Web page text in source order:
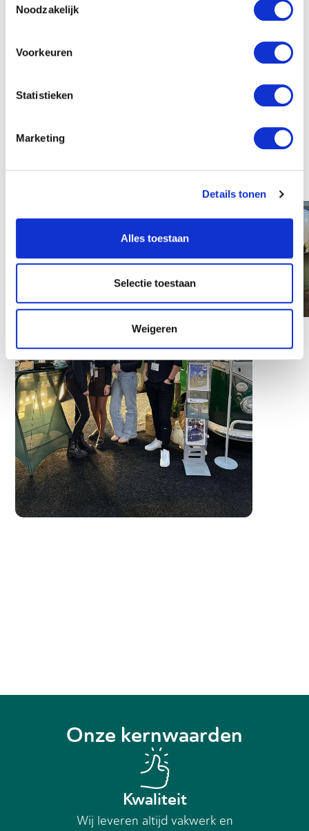
Noodzakelijk
Voorkeuren
Statistieken
Marketing
Details tonen
Alles toestaan
Selectie toestaan
Weigeren
sector sterk. Dat noemen we Met elkaar,
Onze kernwaarden
Kwaliteit
Wij leveren altijd vakwerk en